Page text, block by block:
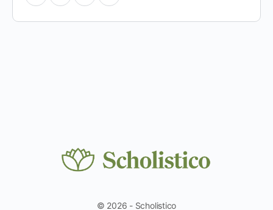
© 2026 - Scholistico